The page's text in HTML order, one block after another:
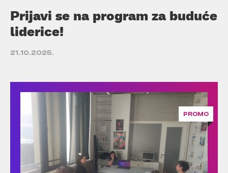
Prijavi se na program za buduće
liderice!
21.10.2025.
PROMO